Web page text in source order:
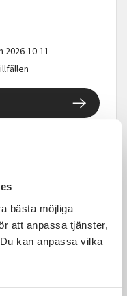
bästa möjliga
att anpassa tjänster,
kan anpassa vilka
2026-10-11